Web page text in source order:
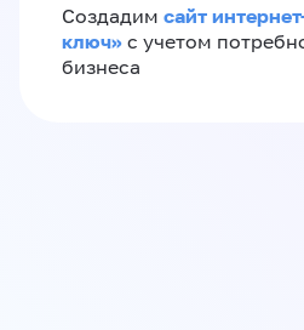
Создадим сайт
ключ» с учетом
бизнеса